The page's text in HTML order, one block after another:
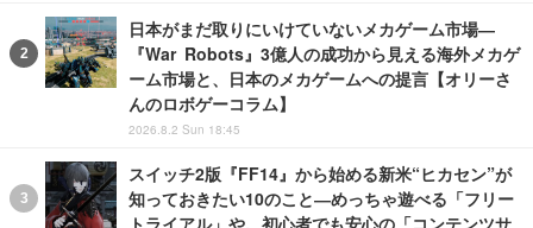
日本がまだ取りにいけていないメカゲーム市場―
『War Robots』3億人の成功から見える海外メカゲ
ーム市場と、日本のメカゲームへの提言【オリーさ
んのロボゲーコラム】
2026.8.2 Sun 18:45
スイッチ2版『FF14』から始める新米“ヒカセン”が
知っておきたい10のこと―めっちゃ遊べる「フリー
トライアル」や、初心者でも安心の「コンテンツサ